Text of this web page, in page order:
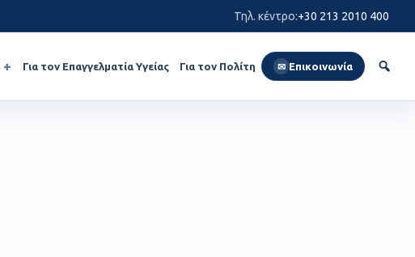
Τηλ. κέντρο:+30 213 2010 400
Για τον Επαγγελματία Υγείας Για τον Πολίτη ✉ Επικοινωνία